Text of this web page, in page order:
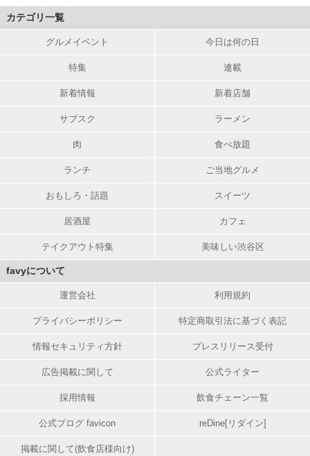
カテゴリ一覧
グルメイベント 今日は何の日
特集 連載
新着情報 新着店舗
サブスク ラーメン
肉 食べ放題
ランチ ご当地グルメ
おもしろ・話題 スイーツ
居酒屋 カフェ
テイクアウト特集 美味しい渋谷区
favyについて
運営会社 利用規約
プライバシーポリシー 特定商取引法に基づく表記
情報セキュリティ方針 プレスリリース受付
広告掲載に関して 公式ライター
採用情報 飲食チェーン一覧
公式ブログ favicon reDine[リダイン]
掲載に関して(飲食店様向け)